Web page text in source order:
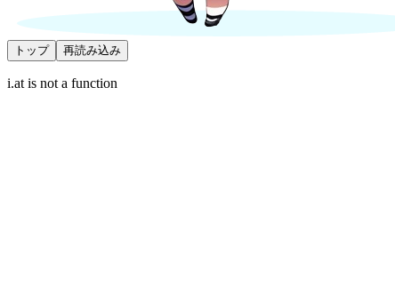
トップ 再読み込み
i.at is not a function